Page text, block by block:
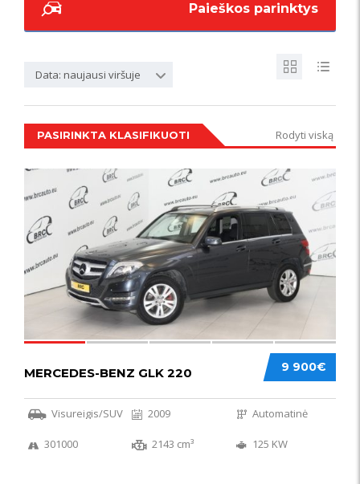
Paieškos parinktys
Data: naujausi viršuje
PASIRINKTA KLASIFIKUOTI Rodyti viską
IŠSKIRTINIS
9 900€
MERCEDES-BENZ GLK 220
Visureigis/SUV 2009 Automatinė
301000 2143 cm³ 125 KW